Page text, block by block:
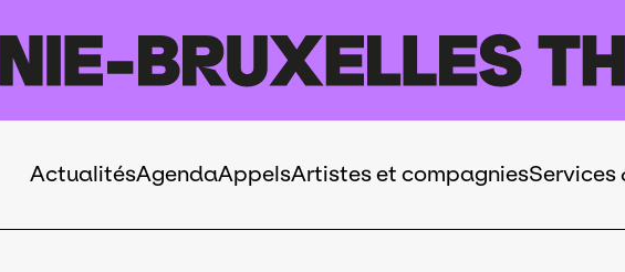
Navigation
ActualitésAgendaAppelsArtistes et compagniesServices